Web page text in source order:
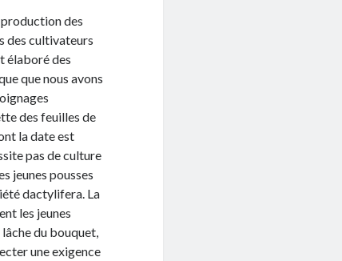
des
des cultivateurs
élaboré des
que nous avons
des feuilles de
la date est
pas de culture
jeunes pousses
dactylifera. La
les jeunes
du bouquet,
une exigence